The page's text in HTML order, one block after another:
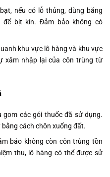
nếu có lỗ thủng, dùng băng
để bịt kín. Đảm bảo không có
khu vực lô hàng và khu vực
xâm nhập lại của côn trùng từ
các gói thuốc đã sử dụng.
cách chôn xuống đất.
bảo không còn côn trùng tồn
thu, lô hàng có thể được sử